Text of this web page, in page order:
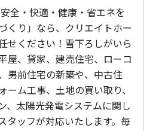
ゲーション
安全・快適・健康・省エネを
くり」なら、クリエイトホー
せください！雪下ろしがいら
屋、貸家、建売住宅、ローコ
男前住宅の新築や、中古住
ーム工事、土地の買い取り、
、太陽光発電システムに関し
タッフが対応いたします。毎